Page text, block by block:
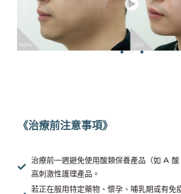
《治療前注意事項》
治療前一週避免使用酸類保養產品（如 A
高刺激性護理產品。
若正在服用特定藥物、懷孕、哺乳期或有免